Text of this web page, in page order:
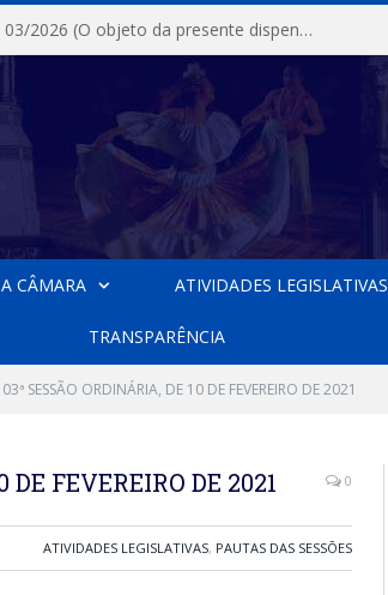
DISPENSA DE LICITAÇÃO Nº 03/2026 (O objeto da presente dispensa é a escolha da proposta mais vantajosa para a aquisição, de aparelhos de ar condicionado, tipo Split, com material de instalação e fogão industrial, conforme condições, quantidades e exigências estabelecidas no termo de referencia e neste aviso de contratação direta e seus anexos)
A CÂMARA ATIVIDADES LEGISLATIVAS
TRANSPARÊNCIA
SESSÃO ORDINÁRIA, DE 10 DE FEVEREIRO DE 2021
FEVEREIRO DE 2021 0
ATIVIDADES LEGISLATIVAS, PAUTAS DAS SESSÕES